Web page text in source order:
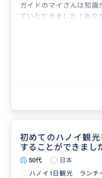
ガイドのマイさんは知識
ていただきました！あり
初めてのハノイ観
することができまし
50代
日本
ハノイ1日観光 ランチ